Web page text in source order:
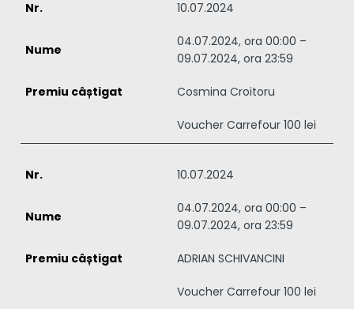
10.07.2024
04.07.2024, ora 00:00 –
09.07.2024, ora 23:59
Cosmina Croitoru
Voucher Carrefour 100 lei
10.07.2024
04.07.2024, ora 00:00 –
09.07.2024, ora 23:59
ADRIAN SCHIVANCINI
Voucher Carrefour 100 lei